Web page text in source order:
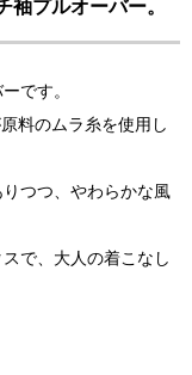
袖プルオーバー。
です。
料のムラ糸を使用し
つつ、やわらかな風
で、大人の着こなし